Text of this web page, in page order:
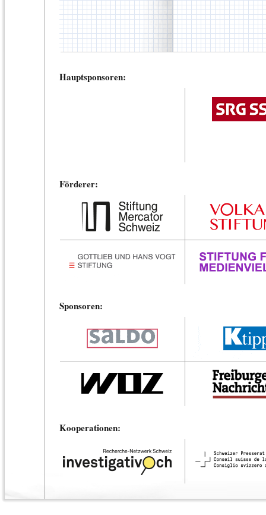
Hauptsponsoren:
Förderer:
Sponsoren:
Kooperationen: